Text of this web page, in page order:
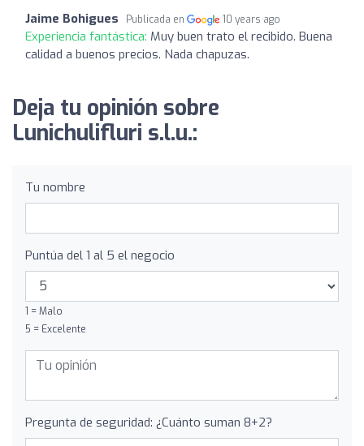
Jaime Bohigues Publicada en 10 years ago
Experiencia fantástica: Muy buen trato el recibido. Buena
calidad a buenos precios. Nada chapuzas.
Deja tu opinión sobre
Lunichulifluri s.l.u.:
Tu nombre
Puntúa del 1 al 5 el negocio
1 = Malo
5 = Excelente
Pregunta de seguridad: ¿Cuánto suman 8+2?